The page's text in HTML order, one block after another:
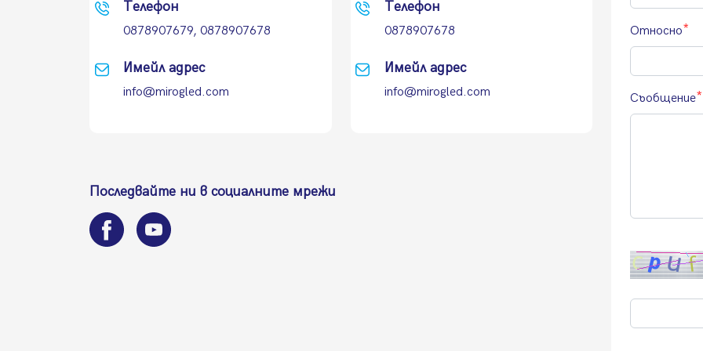
Телефон
0878907679, 0878907678
Имейл адрес
info@mirogled.com
Телефон
0878907678
Имейл адрес
info@mirogled.com
Последвайте ни в социалните мрежи
Относно
Съобщение